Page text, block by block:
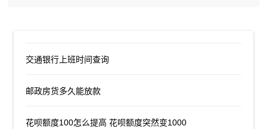
交通银行上班时间查询
邮政房货多久能放款
花呗额度100怎么提高 花呗额度突然变1000